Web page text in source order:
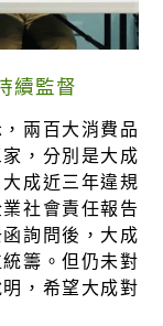
續監督
兩百大消費品
，分別是大成
成近三年違規
社會責任報告
詢問後，大成
籌。但仍未對
，希望大成對